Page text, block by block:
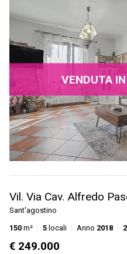
VENDUTA
Vil. Via Cav. Alfredo
Sant'agostino
150 m² 5 locali Anno 2018 2
€ 249.000